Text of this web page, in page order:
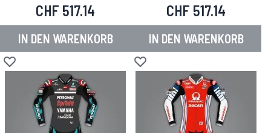
CHF 517.14
IN DEN WARENKORB
Zur Wunschliste hinzufügen
CHF 517.14
IN DEN WARENKORB
Zur Wunschliste hinzufügen